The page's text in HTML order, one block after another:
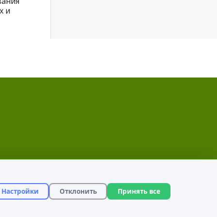
и
Настройки Отклонить Принять все